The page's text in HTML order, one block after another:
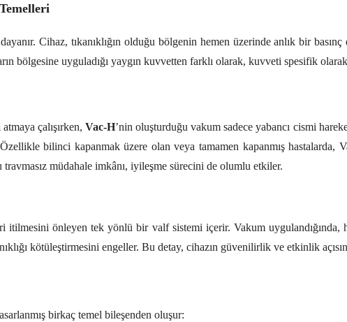
Cihaz, tıkanıklığın olduğu bölgenin hemen üzerinde anlık bir
bölgesine uyguladığı yaygın kuvvetten farklı olarak, kuvveti spesifik olarak
çalışırken,Vac-H’nin oluşturduğu vakum sadece yabancı cismi
Özellikle bilinci kapanmak üzere olan veya tamamen kapanmış
travmasız müdahale imkânı, iyileşme sürecini de olumlu etkiler.
itilmesini önleyen tek yönlü bir valf sistemi içerir. Vakum
kötüleştirmesini engeller. Bu detay, cihazın güvenilirlik ve etkinlik
birkaç temel bileşenden oluşur: